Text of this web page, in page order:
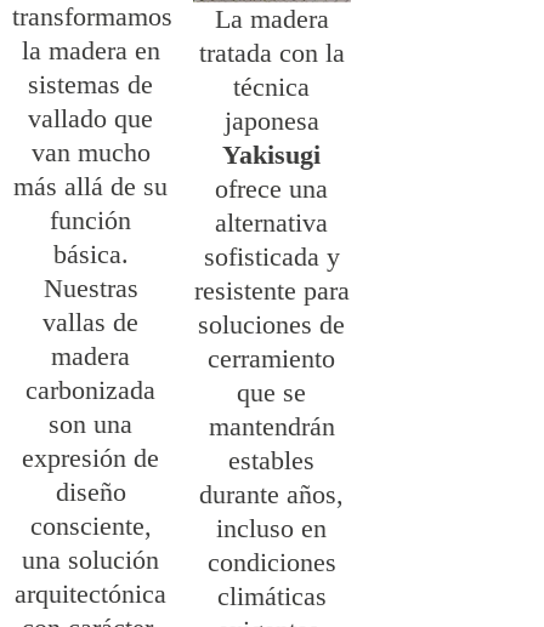
transformamos
la madera en
sistemas de
vallado que
van mucho
más allá de su
función
básica.
Nuestras
vallas de
madera
carbonizada
son una
expresión de
diseño
consciente,
una solución
arquitectónica
La madera
tratada con la
técnica
japonesa
Yakisugi
ofrece una
alternativa
sofisticada y
resistente para
soluciones de
cerramiento
que se
mantendrán
estables
durante años,
incluso en
condiciones
climáticas